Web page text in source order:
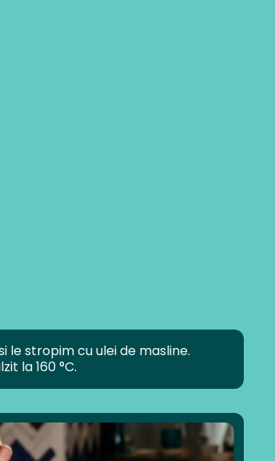
le stropim cu ulei de masline.
la 160 °C.